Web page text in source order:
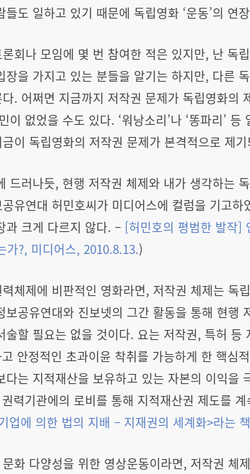
도 일하고 있기 때문에 독립영화 ‘운동’의 연
회나 모임에 몇 번 참여한 적은 있지만, 난 독
을 가지고 있는 분들을 알기는 하지만, 다른
. 어쩌면 지금까지 저작권 문제가 독립영화의
없었을 수도 있다. ‘워낭소리’나 ‘똥파리’
이 독립영화의 저작권 문제가 본격적으로 제
드러나듯, 현행 저작권 체제와 내가 생각하는
유연대 허민호씨가 미디어스에 컬럼을 기고
과 크게 다르지 않다. – [허민호의 평범한 발작]
가?, 미디어스, 2010.8.13.)
체제에 비판적인 영화라면, 저작권 체제는 독
공유연대와 진보넷의 그간 활동을 통해 현행
할 필요는 없을 것이다. 요는 저작권, 특허 등
안정적인 초과이윤 착취를 가능하게 한 핵심
는 지적재산을 보유하고 있는 자본의 이익을
력기관에의 로비를 통해 지적재산권 제도를
업에 의한 법의 지배 – 지재권의 세계화>라는
화 다양성을 위한 영상운동이라면, 저작권 체